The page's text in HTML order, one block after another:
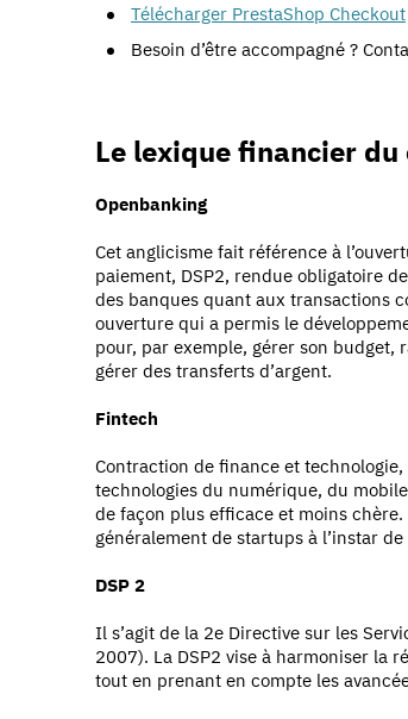
Télécharger PrestaShop Checkout
Besoin d’être accompagné ?
Le lexique financier du
Openbanking
Cet anglicisme fait référence à
paiement, DSP2, rendue obligatoire
des banques quant aux transactions
ouverture qui a permis le
pour, par exemple, gérer son budget,
gérer des transferts d’argent.
Fintech
Contraction de finance et
technologies du numérique, du
de façon plus efficace et moins
généralement de startups à l’instar
DSP 2
Il s’agit de la 2e Directive sur les
2007). La DSP2 vise à harmoniser la
tout en prenant en compte les